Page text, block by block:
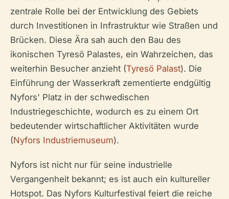
zentrale Rolle bei der Entwicklung des Gebiets
durch Investitionen in Infrastruktur wie Straßen und
Brücken. Diese Ära sah auch den Bau des
ikonischen Tyresö Palastes, ein Wahrzeichen, das
weiterhin Besucher anzieht (Tyresö Palast). Die
Einführung der Wasserkraft zementierte endgültig
Nyfors' Platz in der schwedischen
Industriegeschichte, wodurch es zu einem Ort
bedeutender wirtschaftlicher Aktivitäten wurde
(Nyfors Industriemuseum).
Nyfors ist nicht nur für seine industrielle
Vergangenheit bekannt; es ist auch ein kultureller
Hotspot. Das Nyfors Kulturfestival feiert die reiche